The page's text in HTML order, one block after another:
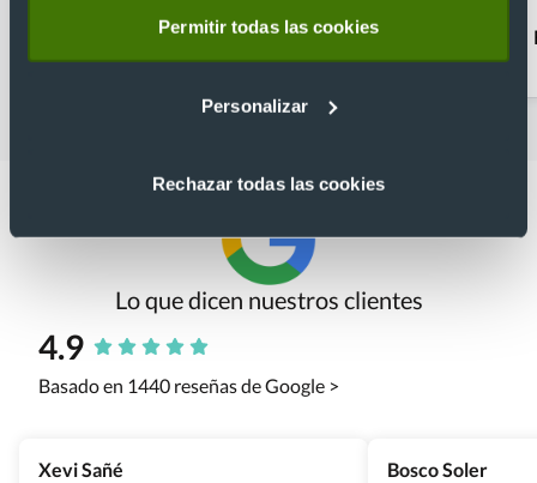
Permitir todas las cookies
Personalizar
Rechazar todas las cookies
Bolígrafos clásicos
Bolígrafos
personalizados con
Lo que dicen nuestros clientes
4.9
Basado en 1440 reseñas de Google >
Xevi Sañé Bosco Soler